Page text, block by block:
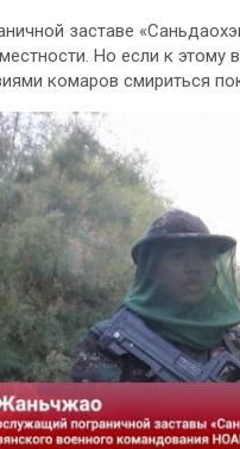
заставе
Но если к этому
комаров смириться